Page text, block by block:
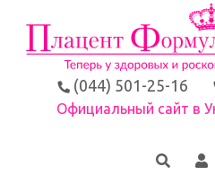
(044) 501-25-16
Официальный сайт в